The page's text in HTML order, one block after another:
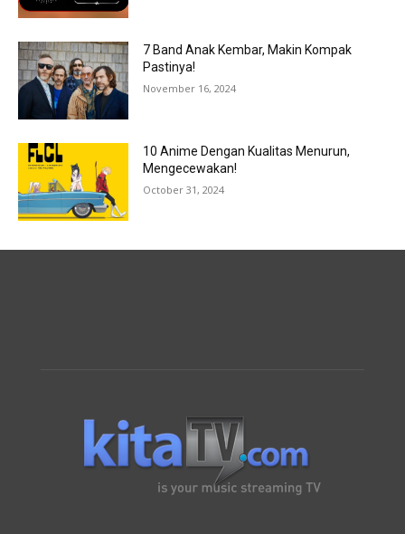
7 Band Anak Kembar, Makin Kompak
Pastinya!
November 16, 2024
10 Anime Dengan Kualitas Menurun,
Mengecewakan!
October 31, 2024